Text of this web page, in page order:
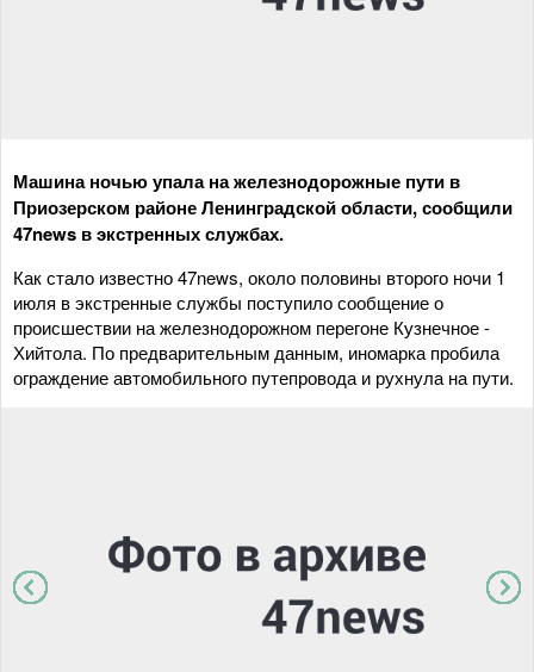
Машина ночью упала на железнодорожные пути в
Приозерском районе Ленинградской области, сообщили
47news в экстренных службах.
Как стало известно 47news, около половины второго ночи 1
июля в экстренные службы поступило сообщение о
происшествии на железнодорожном перегоне Кузнечное -
Хийтола. По предварительным данным, иномарка пробила
ограждение автомобильного путепровода и рухнула на пути.